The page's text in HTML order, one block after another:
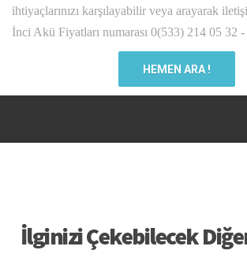
ihtiyaçlarınızı karşılayabilir veya arayarak
İnci Akü Fiyatları numarası 0(533) 214 05 32
HEMEN ARA !
İlginizi Çekebilecek